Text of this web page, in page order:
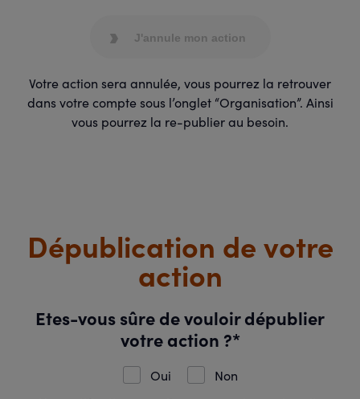
J'annule mon action
Votre action sera annulée, vous pourrez la retrouver
dans votre compte sous l’onglet “Organisation”. Ainsi
vous pourrez la re-publier au besoin.
Dépublication de votre
action
Etes-vous sûre de vouloir dépublier
votre action ?*
Oui
Non